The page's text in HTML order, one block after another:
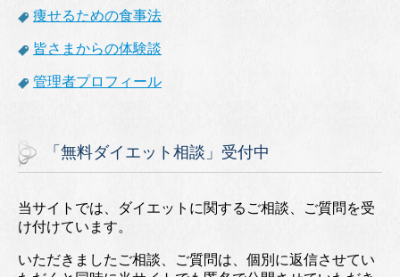
痩せるための食事法
皆さまからの体験談
管理者プロフィール
「無料ダイエット相談」受付中
当サイトでは、ダイエットに関するご相談、ご質問を受
け付けています。
いただきましたご相談、ご質問は、個別に返信させてい